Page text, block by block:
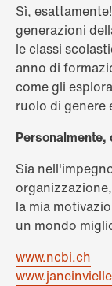
Sì,
generazioni
le classi
anno di
come gli
ruolo di genere
Personalmente,
Sia
la mia
un mondo
www.ncbi.ch